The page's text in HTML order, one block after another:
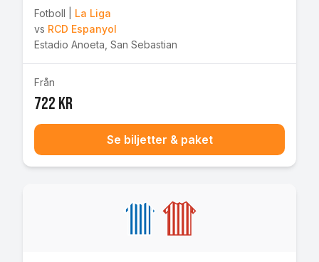
Fotboll
La Liga
vs RCD Espanyol
Estadio Anoeta San Sebastian
Från
722 kr
Se biljetter & paket